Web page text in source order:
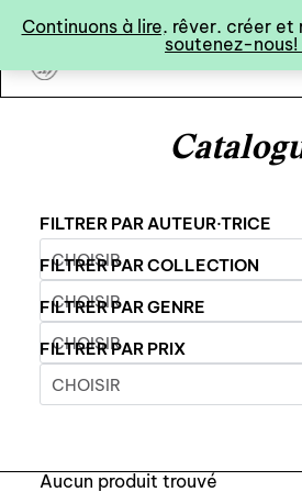
Continuons à lire, rêver, créer
soutenez-nous!
art&fiction
catalogue ↓
à paraître
éditions de
FILTRER PAR AUTEUR·TRICE
FILTRER PAR COLLECTION
FILTRER PAR GENRE
FILTRER PAR PRIX
Aucun produit trouvé